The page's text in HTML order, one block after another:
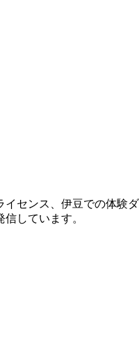
センス、伊豆での体験
しています。